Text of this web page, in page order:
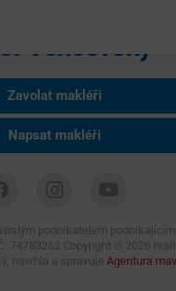
Vencovský
Zavolat makléři
Napsat makléři
podnikatelem
74783262 Copyright © 2026
navrhla a spravuje Agentura